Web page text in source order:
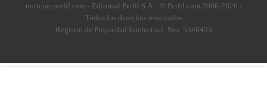
noticias.perfil.com - Editorial Perfil S.A. | © Perfil.com 2006-2026 -
Todos los derechos reservados
Registro de Propiedad Intelectual: Nro. 5346433